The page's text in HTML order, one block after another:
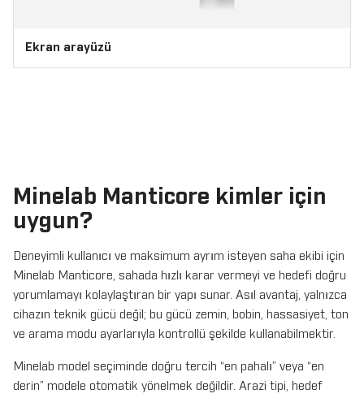
Ekran arayüzü
Minelab Manticore kimler için
uygun?
Deneyimli kullanıcı ve maksimum ayrım isteyen saha ekibi için
Minelab Manticore, sahada hızlı karar vermeyi ve hedefi doğru
yorumlamayı kolaylaştıran bir yapı sunar. Asıl avantaj, yalnızca
cihazın teknik gücü değil; bu gücü zemin, bobin, hassasiyet, ton
ve arama modu ayarlarıyla kontrollü şekilde kullanabilmektir.
Minelab model seçiminde doğru tercih “en pahalı” veya “en
derin” modele otomatik yönelmek değildir. Arazi tipi, hedef